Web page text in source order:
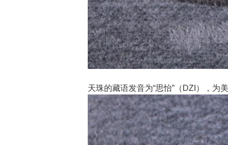
天珠的藏语发音为“思怡”（DZI），为